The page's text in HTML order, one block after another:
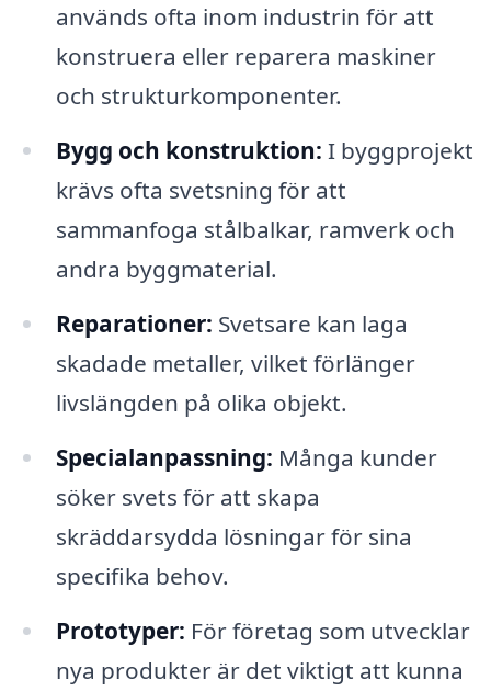
används ofta inom industrin för att
konstruera eller reparera maskiner
och strukturkomponenter.
Bygg och konstruktion: I byggprojekt
krävs ofta svetsning för att
sammanfoga stålbalkar, ramverk och
andra byggmaterial.
Reparationer: Svetsare kan laga
skadade metaller, vilket förlänger
livslängden på olika objekt.
Specialanpassning: Många kunder
söker svets för att skapa
skräddarsydda lösningar för sina
specifika behov.
Prototyper: För företag som utvecklar
nya produkter är det viktigt att kunna